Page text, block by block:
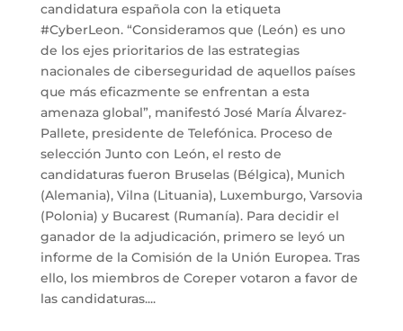
candidatura española con la etiqueta
#CyberLeon. “Consideramos que (León) es uno
de los ejes prioritarios de las estrategias
nacionales de ciberseguridad de aquellos países
que más eficazmente se enfrentan a esta
amenaza global”, manifestó José María Álvarez-
Pallete, presidente de Telefónica. Proceso de
selección Junto con León, el resto de
candidaturas fueron Bruselas (Bélgica), Munich
(Alemania), Vilna (Lituania), Luxemburgo, Varsovia
(Polonia) y Bucarest (Rumanía). Para decidir el
ganador de la adjudicación, primero se leyó un
informe de la Comisión de la Unión Europea. Tras
ello, los miembros de Coreper votaron a favor de
las candidaturas....